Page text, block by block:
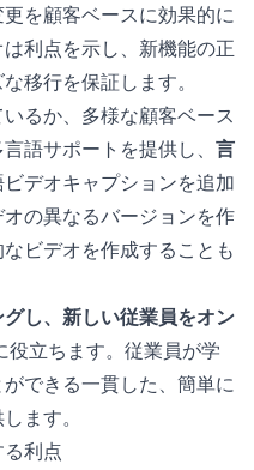
を顧客ベースに効果的に
利点を示し、新機能の正
移行を保証します。
るか、多様な顧客ベース
語サポートを提供し、 言
ビデオキャプションを追加
の異なるバージョンを作
ビデオを作成することも
し、新しい従業員をオン
立ちます。従業員が学
できる一貫した、簡単に
ます。
利点